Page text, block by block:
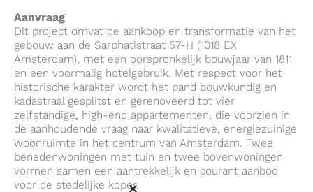
Aanvraag
Dit project omvat de aankoop en transformatie van het
gebouw aan de Sarphatistraat 57-H (1018 EX
Amsterdam), met een oorspronkelijk bouwjaar van 1811
en een voormalig hotelgebruik. Met respect voor het
historische karakter wordt het pand bouwkundig en
kadastraal gesplitst en gerenoveerd tot vier
zelfstandige, high-end appartementen, die voorzien in
de aanhoudende vraag naar kwalitatieve, energiezuinige
woonruimte in het centrum van Amsterdam. Twee
benedenwoningen met tuin en twee bovenwoningen
vormen samen een aantrekkelijk en courant aanbod
voor de stedelijke koper.